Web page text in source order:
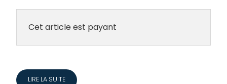
Cet article est payant
LIRE LA SUITE